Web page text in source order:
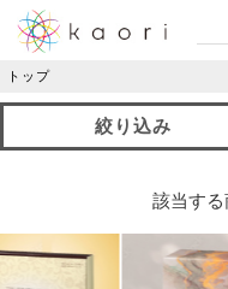
トップ
絞り込み
該当する